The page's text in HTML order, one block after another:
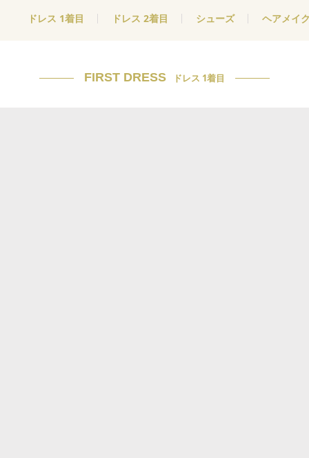
ドレス 1着目 ドレス 2着目 シューズ ヘアメイ
FIRST DRESS ドレス 1着目